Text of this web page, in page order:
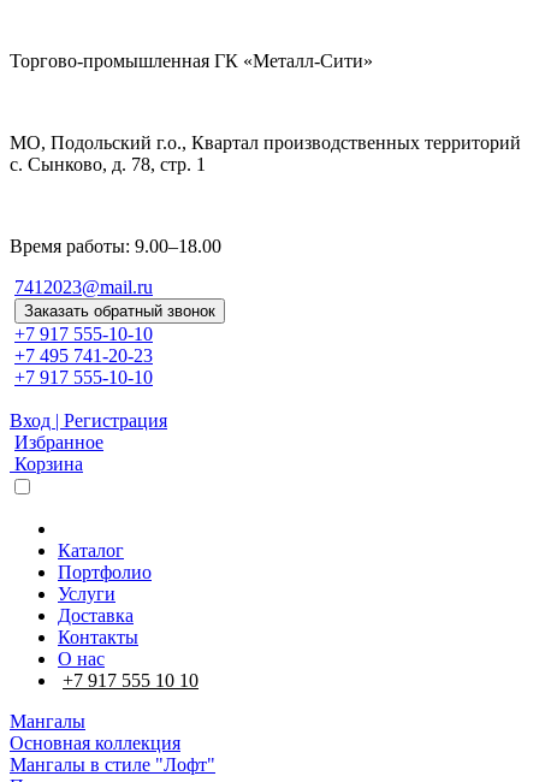
Торгово-промышленная ГК «Металл-Сити»
МО, Подольский г.о., Квартал производственных территорий
с. Сынково, д. 78, стр. 1
Время работы: 9.00–18.00
7412023@mail.ru
Заказать обратный звонок
+7 917 555-10-10
+7 495 741-20-23
+7 917 555-10-10
Вход | Регистрация
Избранное
Корзина
Каталог
Портфолио
Услуги
Доставка
Контакты
О нас
+7 917 555 10 10
Мангалы
Основная коллекция
Мангалы в стиле "Лофт"